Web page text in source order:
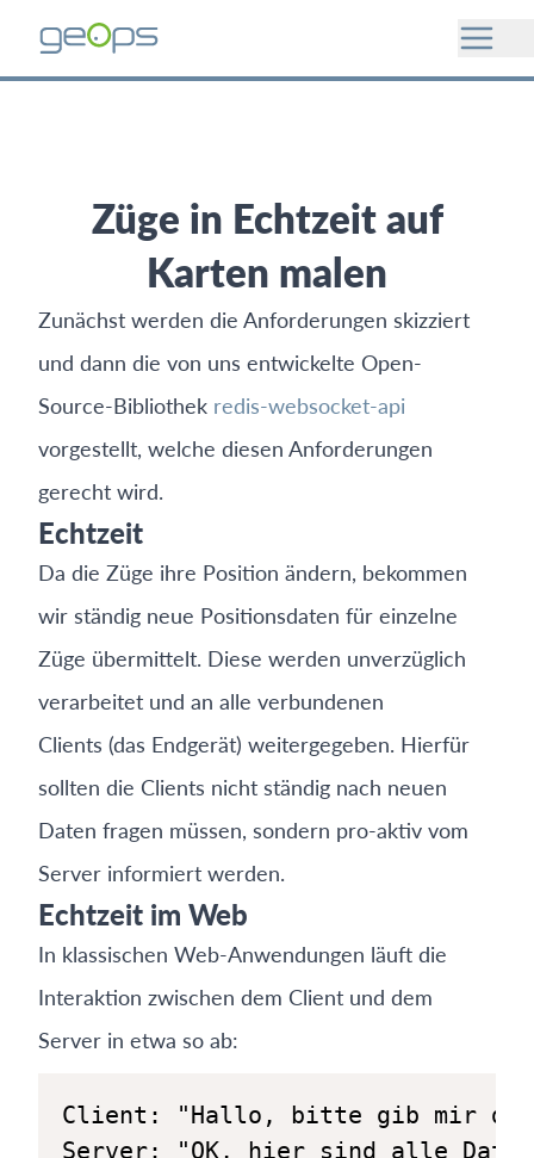
Züge in Echtzeit auf
Karten malen
Zunächst werden die Anforderungen skizziert
und dann die von uns entwickelte Open-
Source-Bibliothek redis-websocket-api
vorgestellt, welche diesen Anforderungen
gerecht wird.
Echtzeit
Da die Züge ihre Position ändern, bekommen
wir ständig neue Positionsdaten für einzelne
Züge übermittelt. Diese werden unverzüglich
verarbeitet und an alle verbundenen
Clients (das Endgerät) weitergegeben. Hierfür
sollten die Clients nicht ständig nach neuen
Daten fragen müssen, sondern pro-aktiv vom
Server informiert werden.
Echtzeit im Web
In klassischen Web-Anwendungen läuft die
Interaktion zwischen dem Client und dem
Server in etwa so ab: